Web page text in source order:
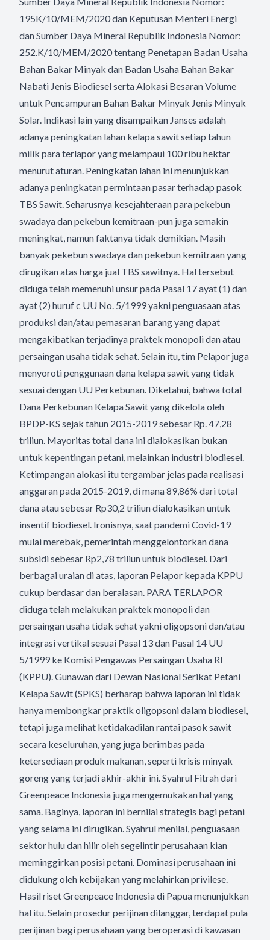
195K/10/MEM/2020 dan Keputusan Menteri Energi
dan Sumber Daya Mineral Republik Indonesia Nomor:
252.K/10/MEM/2020 tentang Penetapan Badan Usaha
Bahan Bakar Minyak dan Badan Usaha Bahan Bakar
Nabati Jenis Biodiesel serta Alokasi Besaran Volume
untuk Pencampuran Bahan Bakar Minyak Jenis Minyak
Solar. Indikasi lain yang disampaikan Janses adalah
adanya peningkatan lahan kelapa sawit setiap tahun
milik para terlapor yang melampaui 100 ribu hektar
menurut aturan. Peningkatan lahan ini menunjukkan
adanya peningkatan permintaan pasar terhadap pasok
TBS Sawit. Seharusnya kesejahteraan para pekebun
swadaya dan pekebun kemitraan-pun juga semakin
meningkat, namun faktanya tidak demikian. Masih
banyak pekebun swadaya dan pekebun kemitraan yang
dirugikan atas harga jual TBS sawitnya. Hal tersebut
diduga telah memenuhi unsur pada Pasal 17 ayat (1) dan
ayat (2) huruf c UU No. 5/1999 yakni penguasaan atas
produksi dan/atau pemasaran barang yang dapat
mengakibatkan terjadinya praktek monopoli dan atau
persaingan usaha tidak sehat. Selain itu, tim Pelapor juga
menyoroti penggunaan dana kelapa sawit yang tidak
sesuai dengan UU Perkebunan. Diketahui, bahwa total
Dana Perkebunan Kelapa Sawit yang dikelola oleh
BPDP-KS sejak tahun 2015-2019 sebesar Rp. 47,28
triliun. Mayoritas total dana ini dialokasikan bukan
untuk kepentingan petani, melainkan industri biodiesel.
Ketimpangan alokasi itu tergambar jelas pada realisasi
anggaran pada 2015-2019, di mana 89,86% dari total
dana atau sebesar Rp30,2 triliun dialokasikan untuk
insentif biodiesel. Ironisnya, saat pandemi Covid-19
mulai merebak, pemerintah menggelontorkan dana
subsidi sebesar Rp2,78 triliun untuk biodiesel. Dari
berbagai uraian di atas, laporan Pelapor kepada KPPU
cukup berdasar dan beralasan. PARA TERLAPOR
diduga telah melakukan praktek monopoli dan
persaingan usaha tidak sehat yakni oligopsoni dan/atau
integrasi vertikal sesuai Pasal 13 dan Pasal 14 UU
5/1999 ke Komisi Pengawas Persaingan Usaha RI
(KPPU). Gunawan dari Dewan Nasional Serikat Petani
Kelapa Sawit (SPKS) berharap bahwa laporan ini tidak
hanya membongkar praktik oligopsoni dalam biodiesel,
tetapi juga melihat ketidakadilan rantai pasok sawit
secara keseluruhan, yang juga berimbas pada
ketersediaan produk makanan, seperti krisis minyak
goreng yang terjadi akhir-akhir ini. Syahrul Fitrah dari
Greenpeace Indonesia juga mengemukakan hal yang
sama. Baginya, laporan ini bernilai strategis bagi petani
yang selama ini dirugikan. Syahrul menilai, penguasaan
sektor hulu dan hilir oleh segelintir perusahaan kian
meminggirkan posisi petani. Dominasi perusahaan ini
didukung oleh kebijakan yang melahirkan privilese.
Hasil riset Greenpeace Indonesia di Papua menunjukkan
hal itu. Selain prosedur perijinan dilanggar, terdapat pula
perijinan bagi perusahaan yang beroperasi di kawasan